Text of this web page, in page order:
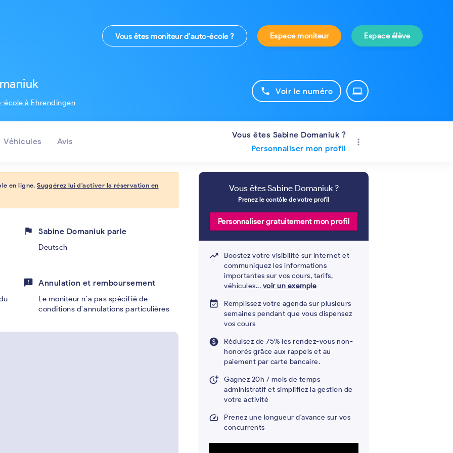
Vous êtes moniteur d'auto-école ? Espace moniteur Espace élève
à Ehrendingen
phone Voir le numéro laptop
Véhicules Avis
Vous êtes Sabine Domaniuk ?
Personnaliser mon profil
more_vert
en ligne.Suggérez lui d'activer la réservation en
flag Sabine Domaniuk parle
Deutsch
feedback Annulation et remboursement
Le moniteur n'a pas spécifié de
conditions d'annulations particulières
Vous êtes Sabine Domaniuk ?
Prenez le contôle de votre profil
Personnaliser gratuitement mon profil
trending_up
Boostez votre visibilité sur internet et
communiquez les informations
importantes sur vos cours, tarifs,
véhicules... voir un exemple
event_available
Remplissez votre agenda sur plusieurs
semaines pendant que vous dispensez
vos cours
paid
Réduisez de 75% les rendez-vous non-
honorés grâce aux rappels et au
paiement par carte bancaire.
more_time Gagnez 20h / mois de temps
administratif et simplifiez la gestion de
votre activité
speed
Prenez une longueur d'avance sur vos
concurrents